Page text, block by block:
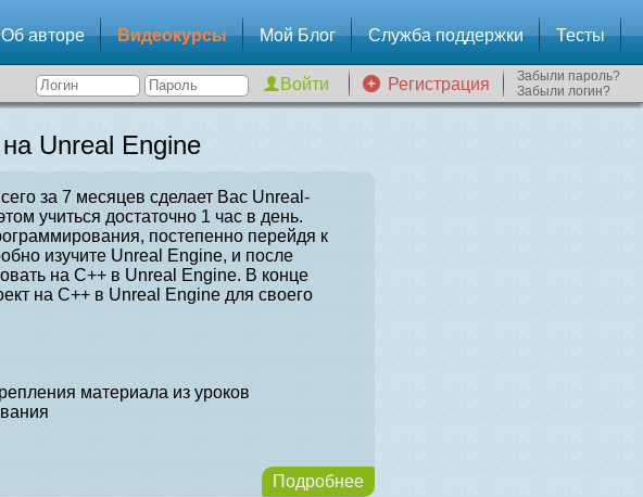
Об авторе Видеокурсы Мой Блог Служба поддержки Тесты
Регистрация
Забыли пароль?
Забыли логин?
Unreal Engine
за 7 месяцев сделает Вас Unreal-
учиться достаточно 1 час в день.
постепенно перейдя к
изучите Unreal Engine, и после
на C++ в Unreal Engine. В конце
на C++ в Unreal Engine для своего
материала из уроков
Подробнее